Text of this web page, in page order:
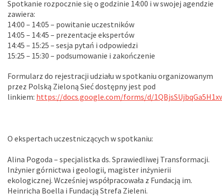
Spotkanie rozpocznie się o godzinie 14:00 i w swojej agendzie
zawiera:
14:00 – 14:05 – powitanie uczestników
14:05 – 14:45 – prezentacje ekspertów
14:45 – 15:25 – sesja pytań i odpowiedzi
15:25 – 15:30 – podsumowanie i zakończenie
Formularz do rejestracji udziału w spotkaniu organizowanym
przez Polską Zieloną Sieć dostępny jest pod
linkiem: https://docs.google.com/forms/d/
O ekspertach uczestniczących w spotkaniu:
Alina Pogoda – specjalistka ds. Sprawiedliwej Transformacji.
Inżynier górnictwa i geologii, magister inżynierii
ekologicznej. Wcześniej współpracowała z Fundacją im.
Heinricha Boella i Fundacją Strefa Zieleni.